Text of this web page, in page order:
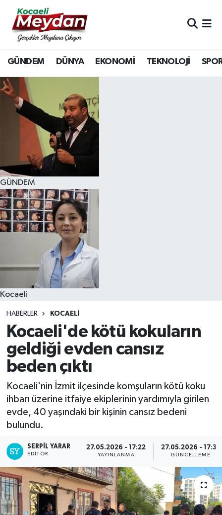
GÜNDEM DÜNYA EKONOMİ TEKNOLOJİ
GÜNDEM
Kocaeli
HABERLER KOCAELI
Kocaeli'de kötü kokuların
geldiği evden cansız
beden çıktı
Kocaeli'nin İzmit ilçesinde komşuların kötü koku
ihbarı üzerine itfaiye ekiplerinin yardımıyla girilen
evde, 40 yaşındaki bir kişinin cansız bedeni
bulundu.
SERPİL YARAR
EDITÖR
27.05.2026 - 17:22
YAYINLANMA
27.05.2026 - 17:31
GÜNCELLEME
Nöbetçi Eczaneler
Hava Durumu
Trafik Durumu
Süper Lig Puan Durumu ve Fikstür
Tüm Manşetler
Son Dakika Haberleri
Haber Arşivi